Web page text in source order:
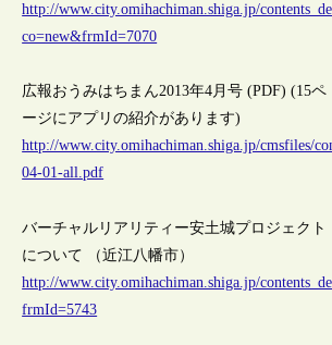
http://www.city.omihachiman.shiga.jp/
co=new&frmId=7070
広報おうみはちまん2013年4月号 (PDF) (15ペ
ージにアプリの紹介があります)
http://www.city.omihachiman.shiga.jp/cmsfiles/
04-01-all.pdf
バーチャルリアリティー安土城プロジェクト
について （近江八幡市）
http://www.city.omihachiman.shiga.jp/
frmId=5743